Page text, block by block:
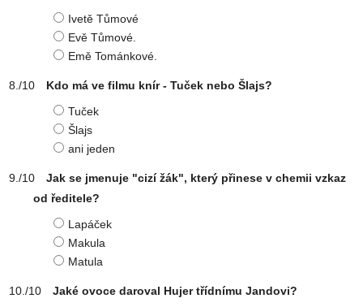
Ivetě Tůmové
Evě Tůmové.
Emě Tománkové.
Kdo má ve filmu knír - Tuček nebo Šlajs?
Tuček
Šlajs
ani jeden
Jak se jmenuje "cizí žák", který přinese v chemii vzkaz
od ředitele?
Lapáček
Makula
Matula
Jaké ovoce daroval Hujer třídnímu Jandovi?